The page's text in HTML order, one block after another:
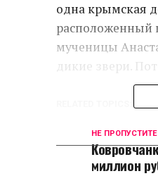
одна крымская
расположенный
мученицы
дикие звери.
НЕ ПРОПУСТИТЕ
миллион